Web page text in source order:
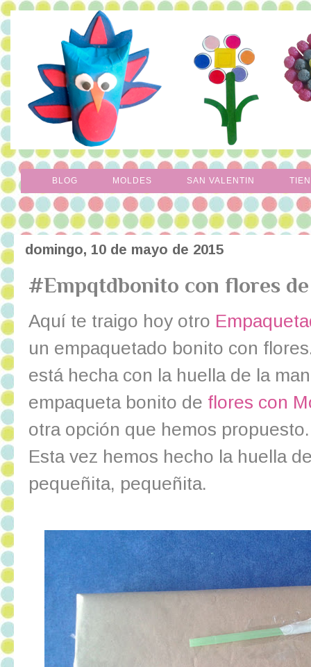
BLOG MOLDES SAN VALENTIN
domingo, 10 de mayo de 2015
#Empqtdbonito con flores
Aquí te traigo hoy otro
un empaquetado bonito con
está hecha con la huella de la
empaqueta bonito de flores con
otra opción que hemos propuesto.
Esta vez hemos hecho la huella
pequeñita, pequeñita.